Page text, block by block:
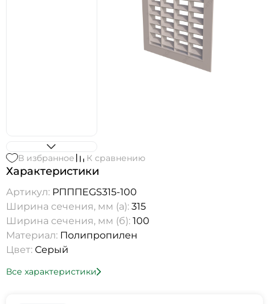
В избранное К сравнению
Характеристики
Артикул: РПППEGS315-100
Ширина сечения, мм (а): 315
Ширина сечения, мм (б): 100
Материал: Полипропилен
Цвет: Серый
Все характеристики